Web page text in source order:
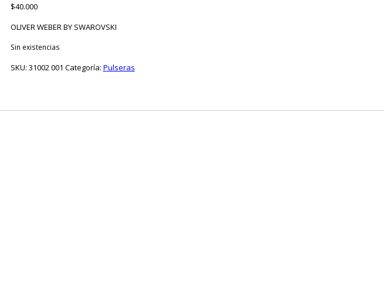
$40.000
OLIVER WEBER BY SWAROVSKI
Sin existencias
SKU: 31002 001 Categoría: Pulseras